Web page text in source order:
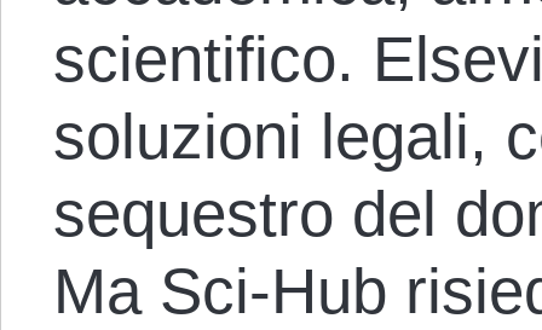
scientifico.
soluzioni legali,
sequestro del
Ma Sci-Hub